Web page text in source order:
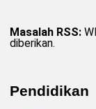
Masalah RSS:
diberikan.
Pendidikan